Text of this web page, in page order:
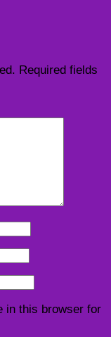
Required fields
in this browser for